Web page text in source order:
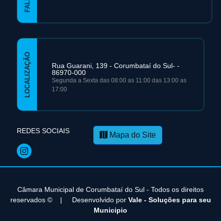
LOCALIZAÇÃO
Rua Guarani, 139 - Corumbataí­ do Sul- -
86970-000
Segunda a Sexta das 08:00 as 11:00 das 13:00 as
17:00
REDES SOCIAIS Mapa do Site
Câmara Municipal de Corumbataí­ do Sul - Todos os direitos
reservados ©| Desenvolvido por Vale - Soluções para seu
Municipio